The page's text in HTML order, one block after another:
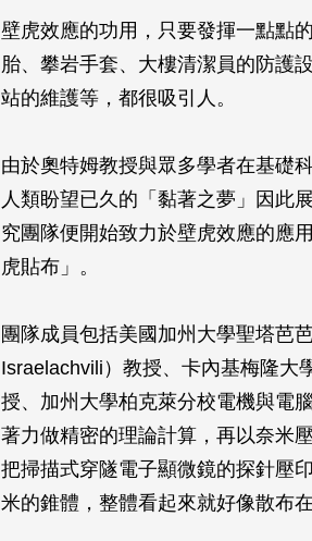
壁虎效應的功用，只要發揮一點點
胎、攀岩手套、大樓清潔員的防護
站的維護等，都很吸引人。
由於奧特姆教授與眾多學者在基礎
人類盼望已久的「黏著之夢」因此
究團隊便開始致力於壁虎效應的應
虎貼布」。
團隊成員包括美國加州大學聖塔芭
Israelachvili）教授、卡內基梅隆大
授、加州大學柏克萊分校電機與電
著力做精密的理論計算，再以奈米
把掃描式穿隧電子顯微鏡的探針壓
米的錐體，整體看起來就好像散布